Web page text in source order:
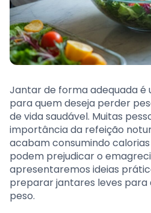
Jantar de forma adequada é
para quem deseja perder
de vida saudável. Muitas
importância da refeição
acabam consumindo
podem prejudicar o
apresentaremos ideias
preparar jantares leves
peso.